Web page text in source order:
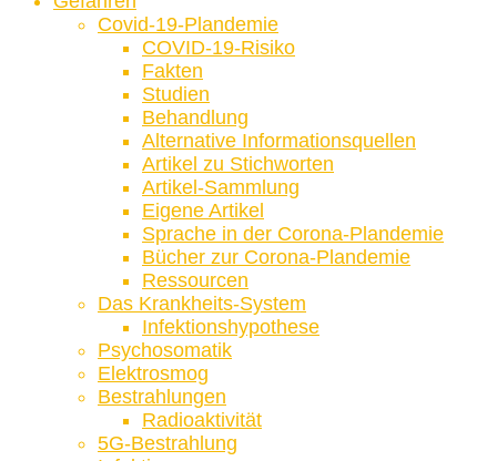
Covid-19-Plandemie
COVID-19-Risiko
Fakten
Studien
Behandlung
Alternative Informationsquellen
Artikel zu Stichworten
Artikel-Sammlung
Eigene Artikel
Sprache in der Corona-Plandemie
Bücher zur Corona-Plandemie
Ressourcen
Das Krankheits-System
Infektionshypothese
Psychosomatik
Elektrosmog
Bestrahlungen
Radioaktivität
5G-Bestrahlung